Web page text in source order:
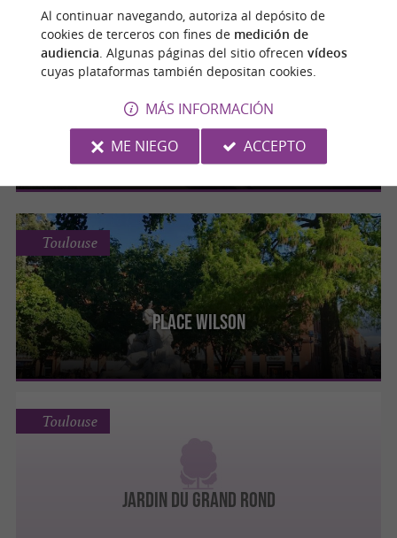
Port de la Daurade
Toulouse
Place Wilson
Toulouse
JARDIN DU GRAND ROND
Toulouse
Al continuar navegando, autoriza al depósito de
cookies de terceros con fines de medición de
audiencia. Algunas páginas del sitio ofrecen vídeos
cuyas plataformas también depositan cookies.
MÁS INFORMACIÓN
ME NIEGO
ACCEPTO